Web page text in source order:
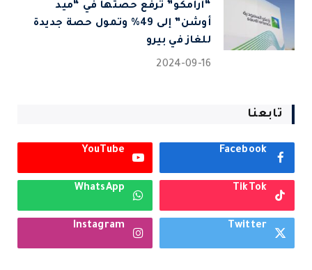
“أرامكو” ترفع حصتها في “ميد
أوشن” إلى 49% وتمول حصة جديدة
للغاز في بيرو
2024-09-16
تابعنا
Facebook
YouTube
TikTok
WhatsApp
Twitter
Instagram